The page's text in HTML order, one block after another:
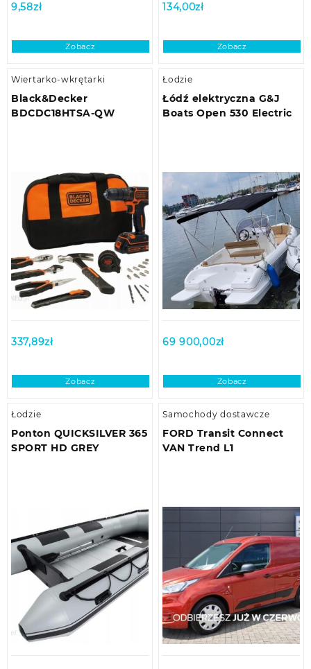
9,58zł
Zobacz
134,00zł
Zobacz
Wiertarko-wkrętarki
Black&Decker
BDCDC18HTSA-QW
337,89zł
Zobacz
Łodzie
Łódź elektryczna G&J
Boats Open 530 Electric
69 900,00zł
Zobacz
Łodzie
Ponton QUICKSILVER 365
SPORT HD GREY
Samochody dostawcze
FORD Transit Connect
VAN Trend L1